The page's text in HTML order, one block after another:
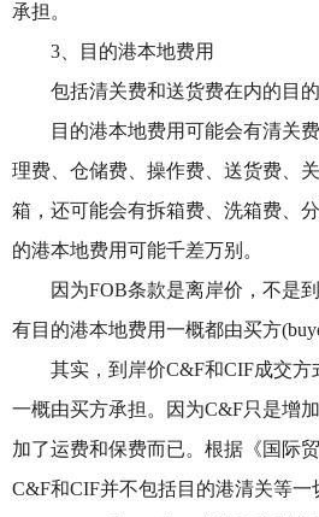
承担。
3、目的港本地费用
包括清关费和送货费在内的目的
目的港本地费用可能会有清关费
理费、仓储费、操作费、送货费、
箱，还可能会有拆箱费、洗箱费、
的港本地费用可能千差万别。
因为FOB条款是离岸价，不是到
有目的港本地费用一概都由买方
其实，到岸价C&F和CIF成交方
一概由买方承担。因为C&F只是增
加了运费和保费而已。根据《国际
C&F和CIF并不包括目的港清关等一